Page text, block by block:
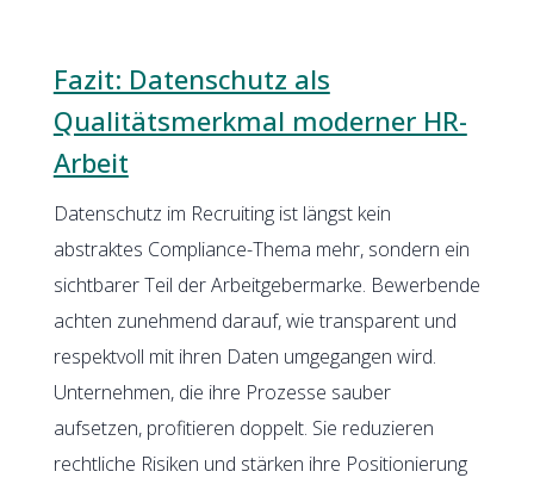
Fazit: Datenschutz als
Qualitätsmerkmal moderner HR-
Arbeit
Datenschutz im Recruiting ist längst kein
abstraktes Compliance-Thema mehr, sondern ein
sichtbarer Teil der Arbeitgebermarke. Bewerbende
achten zunehmend darauf, wie transparent und
respektvoll mit ihren Daten umgegangen wird.
Unternehmen, die ihre Prozesse sauber
aufsetzen, profitieren doppelt. Sie reduzieren
rechtliche Risiken und stärken ihre Positionierung